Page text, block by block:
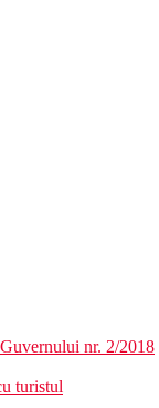
nr. 2/2018
turistul